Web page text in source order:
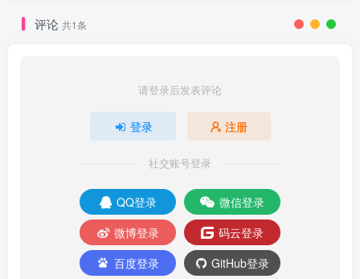
评论 共1条
请登录后发表评论
登录 注册
社交账号登录
QQ登录
微信登录
微博登录
码云登录
百度登录
GitHub登录